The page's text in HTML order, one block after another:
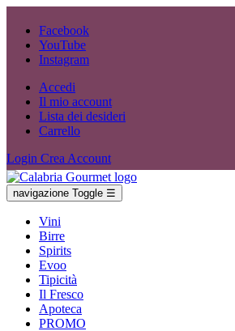
Facebook
YouTube
Instagram
Accedi
Il mio account
Lista dei desideri
Carrello
Login Crea Account
navigazione Toggle ☰
Vini
Birre
Spirits
Evoo
Tipicità
Il Fresco
Apoteca
PROMO